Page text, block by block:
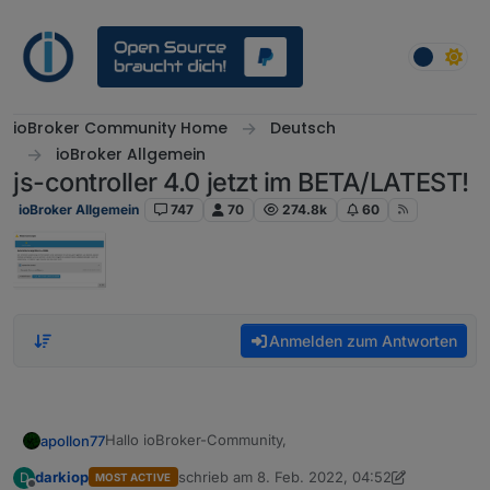
ioBroker Community Home
Deutsch
ioBroker Allgemein
js-controller 4.0 jetzt im BETA/LATEST!
ioBroker Allgemein 747 70 274.8k 60
Anmelden zum Antworten
apollon77Hallo ioBroker-Community,
nach längerer Entwicklungszeit kommt heute der
D darkiop MOST ACTIVE schrieb am 8. Feb. 2022, 04:52